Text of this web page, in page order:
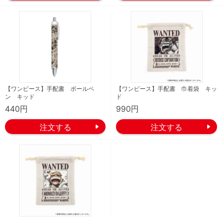
【ワンピース】手配書 ボールペ
ン キッド
440円
【ワンピース】手配書 巾着袋 キッ
ド
990円